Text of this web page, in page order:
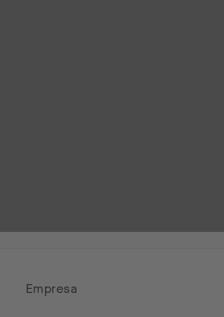
Empresa